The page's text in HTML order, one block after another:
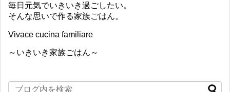
毎日元気でいきいき過ごしたい。
そんな思いで作る家族ごはん。
Vivace cucina familiare
～いきいき家族ごはん～